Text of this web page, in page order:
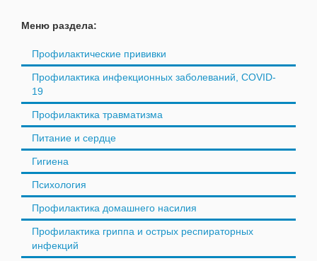
Меню раздела:
Профилактические прививки
Профилактика инфекционных заболеваний, COVID-
19
Профилактика травматизма
Питание и сердце
Гигиена
Психология
Профилактика домашнего насилия
Профилактика гриппа и острых респираторных
инфекций